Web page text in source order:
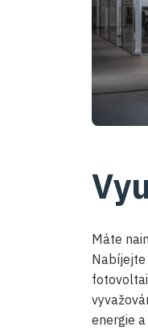
Máte
Nabíjejte
energie